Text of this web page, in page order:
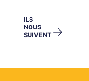
ILS
NOUS
SUIVENT →